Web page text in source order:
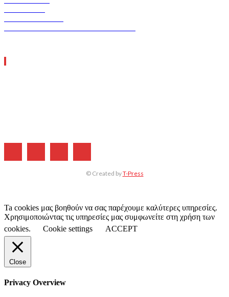
© Created byT-Press
Ta cookies μας βοηθούν να σας παρέχουμε καλύτερες υπηρεσίες.
Χρησιμοποιώντας τις υπηρεσίες μας συμφωνείτε στη χρήση των
cookies.
Cookie settings ACCEPT
Close
Privacy Overview